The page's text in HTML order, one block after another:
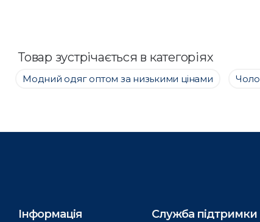
Товар зустрічається в категоріях
Модний одяг оптом за низькими цінами
Інформація Служба підтримки